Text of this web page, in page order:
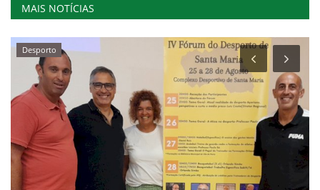
MAIS NOTÍCIAS
Desporto